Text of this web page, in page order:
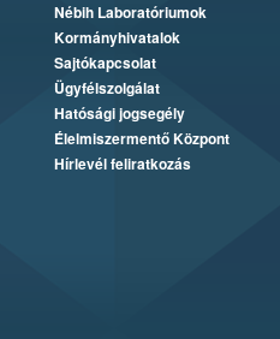
Nébih Laboratóriumok
Kormányhivatalok
Sajtókapcsolat
Ügyfélszolgálat
Hatósági jogsegély
Élelmiszermentő Központ
Hírlevél feliratkozás